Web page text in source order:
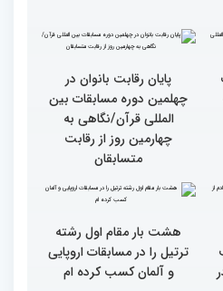
دوم)
سومین محفل انس با قرآن
ویژه بانوان در آستان مقدس
امامزاده حسن (ع) برگزار
شد